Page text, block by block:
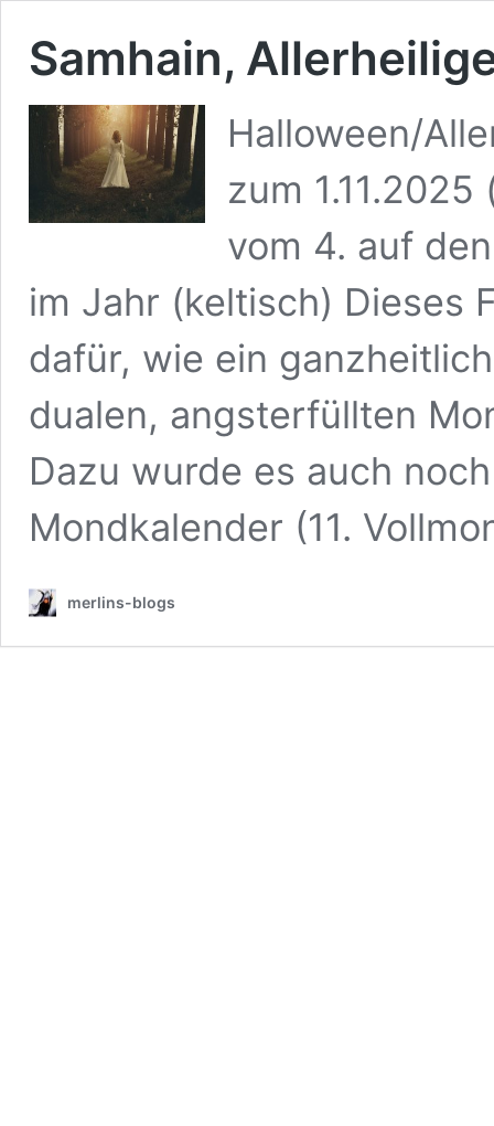
Samhain,
Halloween/
zum
vom 4. auf
im Jahr (keltisch) Dieses
dafür, wie ein
dualen, angsterfüllten
Dazu wurde es auch
Mondkalender (11.
merlins-blogs